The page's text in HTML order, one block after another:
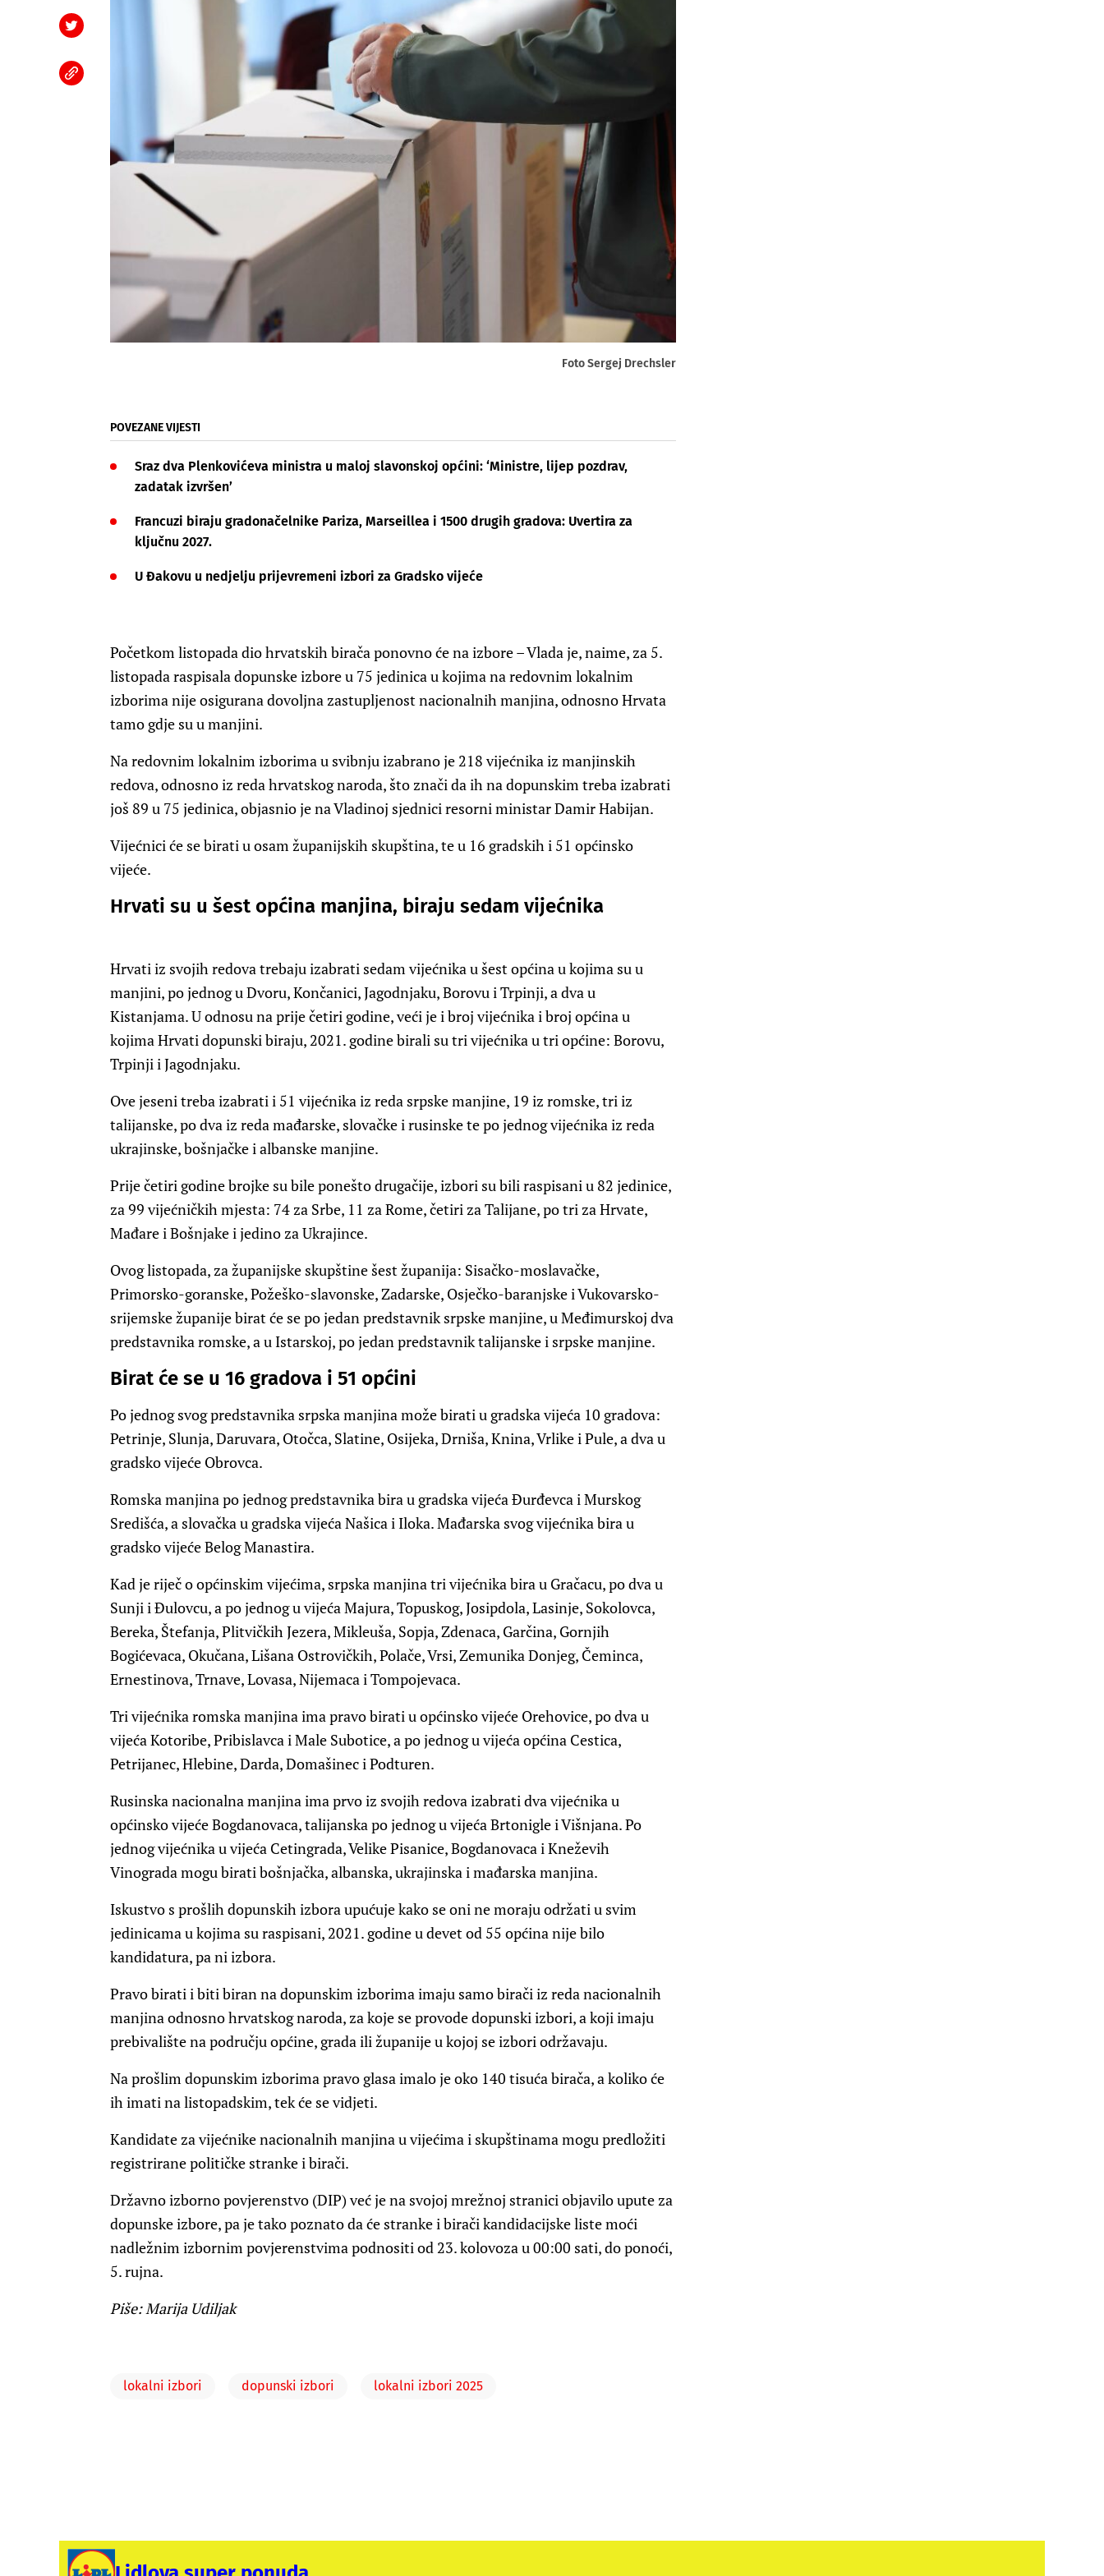
Foto Sergej Drechsler
POVEZANE VIJESTI
Sraz dva Plenkovićeva ministra u maloj slavonskoj općini: ‘Ministre, lijep pozdrav,
zadatak izvršen’
Francuzi biraju gradonačelnike Pariza, Marseillea i 1500 drugih gradova: Uvertira za
ključnu 2027.
U Đakovu u nedjelju prijevremeni izbori za Gradsko vijeće
Početkom listopada dio hrvatskih birača ponovno će na izbore – Vlada je, naime, za 5.
listopada raspisala dopunske izbore u 75 jedinica u kojima na redovnim lokalnim
izborima nije osigurana dovoljna zastupljenost nacionalnih manjina, odnosno Hrvata
tamo gdje su u manjini.
Na redovnim lokalnim izborima u svibnju izabrano je 218 vijećnika iz manjinskih
redova, odnosno iz reda hrvatskog naroda, što znači da ih na dopunskim treba izabrati
još 89 u 75 jedinica, objasnio je na Vladinoj sjednici resorni ministar Damir Habijan.
Vijećnici će se birati u osam županijskih skupština, te u 16 gradskih i 51 općinsko
vijeće.
Hrvati su u šest općina manjina, biraju sedam vijećnika
Hrvati iz svojih redova trebaju izabrati sedam vijećnika u šest općina u kojima su u
manjini, po jednog u Dvoru, Končanici, Jagodnjaku, Borovu i Trpinji, a dva u
Kistanjama. U odnosu na prije četiri godine, veći je i broj vijećnika i broj općina u
kojima Hrvati dopunski biraju, 2021. godine birali su tri vijećnika u tri općine: Borovu,
Trpinji i Jagodnjaku.
Ove jeseni treba izabrati i 51 vijećnika iz reda srpske manjine, 19 iz romske, tri iz
talijanske, po dva iz reda mađarske, slovačke i rusinske te po jednog vijećnika iz reda
ukrajinske, bošnjačke i albanske manjine.
Prije četiri godine brojke su bile ponešto drugačije, izbori su bili raspisani u 82 jedinice,
za 99 vijećničkih mjesta: 74 za Srbe, 11 za Rome, četiri za Talijane, po tri za Hrvate,
Mađare i Bošnjake i jedino za Ukrajince.
Ovog listopada, za županijske skupštine šest županija: Sisačko-moslavačke,
Primorsko-goranske, Požeško-slavonske, Zadarske, Osječko-baranjske i Vukovarsko-
srijemske županije birat će se po jedan predstavnik srpske manjine, u Međimurskoj dva
predstavnika romske, a u Istarskoj, po jedan predstavnik talijanske i srpske manjine.
Birat će se u 16 gradova i 51 općini
Po jednog svog predstavnika srpska manjina može birati u gradska vijeća 10 gradova:
Petrinje, Slunja, Daruvara, Otočca, Slatine, Osijeka, Drniša, Knina, Vrlike i Pule, a dva u
gradsko vijeće Obrovca.
Romska manjina po jednog predstavnika bira u gradska vijeća Đurđevca i Murskog
Središća, a slovačka u gradska vijeća Našica i Iloka. Mađarska svog vijećnika bira u
gradsko vijeće Belog Manastira.
Kad je riječ o općinskim vijećima, srpska manjina tri vijećnika bira u Gračacu, po dva u
Sunji i Đulovcu, a po jednog u vijeća Majura, Topuskog, Josipdola, Lasinje, Sokolovca,
Bereka, Štefanja, Plitvičkih Jezera, Mikleuša, Sopja, Zdenaca, Garčina, Gornjih
Bogićevaca, Okučana, Lišana Ostrovičkih, Polače, Vrsi, Zemunika Donjeg, Čeminca,
Ernestinova, Trnave, Lovasa, Nijemaca i Tompojevaca.
Tri vijećnika romska manjina ima pravo birati u općinsko vijeće Orehovice, po dva u
vijeća Kotoribe, Pribislavca i Male Subotice, a po jednog u vijeća općina Cestica,
Petrijanec, Hlebine, Darda, Domašinec i Podturen.
Rusinska nacionalna manjina ima prvo iz svojih redova izabrati dva vijećnika u
općinsko vijeće Bogdanovaca, talijanska po jednog u vijeća Brtonigle i Višnjana. Po
jednog vijećnika u vijeća Cetingrada, Velike Pisanice, Bogdanovaca i Kneževih
Vinograda mogu birati bošnjačka, albanska, ukrajinska i mađarska manjina.
Iskustvo s prošlih dopunskih izbora upućuje kako se oni ne moraju održati u svim
jedinicama u kojima su raspisani, 2021. godine u devet od 55 općina nije bilo
kandidatura, pa ni izbora.
Pravo birati i biti biran na dopunskim izborima imaju samo birači iz reda nacionalnih
manjina odnosno hrvatskog naroda, za koje se provode dopunski izbori, a koji imaju
prebivalište na području općine, grada ili županije u kojoj se izbori održavaju.
Na prošlim dopunskim izborima pravo glasa imalo je oko 140 tisuća birača, a koliko će
ih imati na listopadskim, tek će se vidjeti.
Kandidate za vijećnike nacionalnih manjina u vijećima i skupštinama mogu predložiti
registrirane političke stranke i birači.
Državno izborno povjerenstvo (DIP) već je na svojoj mrežnoj stranici objavilo upute za
dopunske izbore, pa je tako poznato da će stranke i birači kandidacijske liste moći
nadležnim izbornim povjerenstvima podnositi od 23. kolovoza u 00:00 sati, do ponoći,
5. rujna.
Piše: Marija Udiljak
lokalni izbori dopunski izbori lokalni izbori 2025